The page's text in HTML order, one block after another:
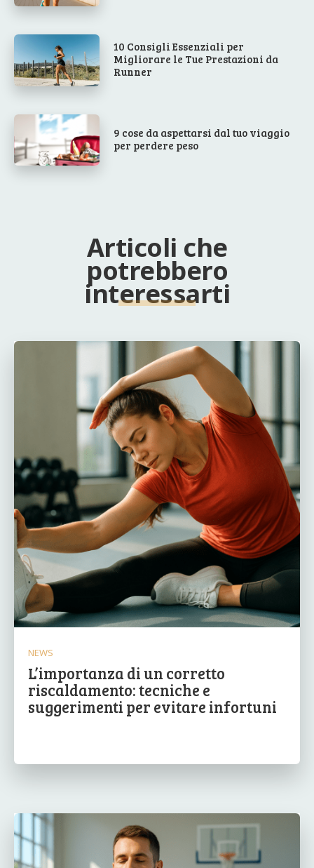
10 Consigli Essenziali per
Migliorare le Tue Prestazioni da
Runner
9 cose da aspettarsi dal tuo viaggio
per perdere peso
Articoli che
potrebbero
interessarti
NEWS
L’importanza di un corretto
riscaldamento: tecniche e
suggerimenti per evitare infortuni